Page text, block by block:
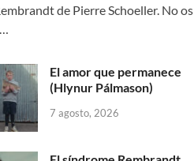
de Pierre Schoeller. No os
El amor que permanece
(Hlynur Pálmason)
7 agosto, 2026